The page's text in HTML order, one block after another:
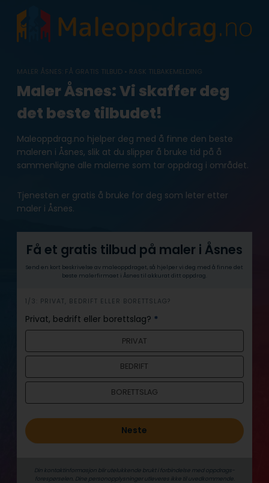
content
MALER ÅSNES: FÅ GRATIS TILBUD • RASK TILBAKEMELDING
Maler Åsnes: Vi skaffer deg
det beste tilbudet!
Maleoppdrag.no hjelper deg med å finne den beste
maleren i Åsnes, slik at du slipper å bruke tid på å
sammenligne alle malerne som tar oppdrag i området.
Tjenesten er gratis å bruke for deg som leter etter
maler i Åsnes.
Få et gratis tilbud på maler i Åsnes
Send en kort beskrivelse av maleoppdraget, så hjelper vi deg med å finne det
beste malerfirmaet i Åsnes til akkurat ditt oppdrag.
h
e
r
1/3: PRIVAT, BEDRIFT ELLER BORETTSLAG?
Privat, bedrift eller borettslag? *
PRIVAT
BEDRIFT
BORETTSLAG
Neste
Din kontaktinformasjon blir utelukkende brukt i forbindelse med oppdrags­
forespørselen. Dine person­­opplysninger utleveres ikke til uvedkommende.